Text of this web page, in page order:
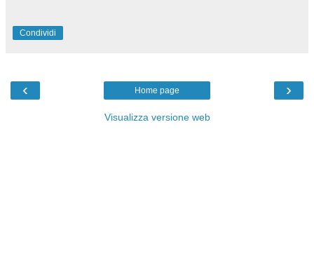
Condividi
‹ ›
Home page
Visualizza versione web